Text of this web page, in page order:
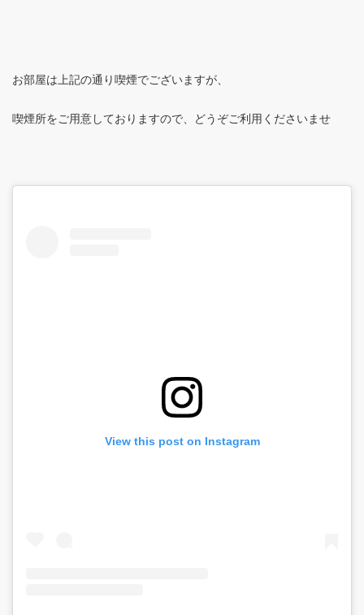
お部屋は上記の通り喫煙でございますが、
喫煙所をご用意しておりますので、どうぞご利用くださいませ
View this post on Instagram